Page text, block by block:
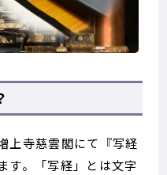
上寺慈雲閣にて『写経
す。「写経」とは文字